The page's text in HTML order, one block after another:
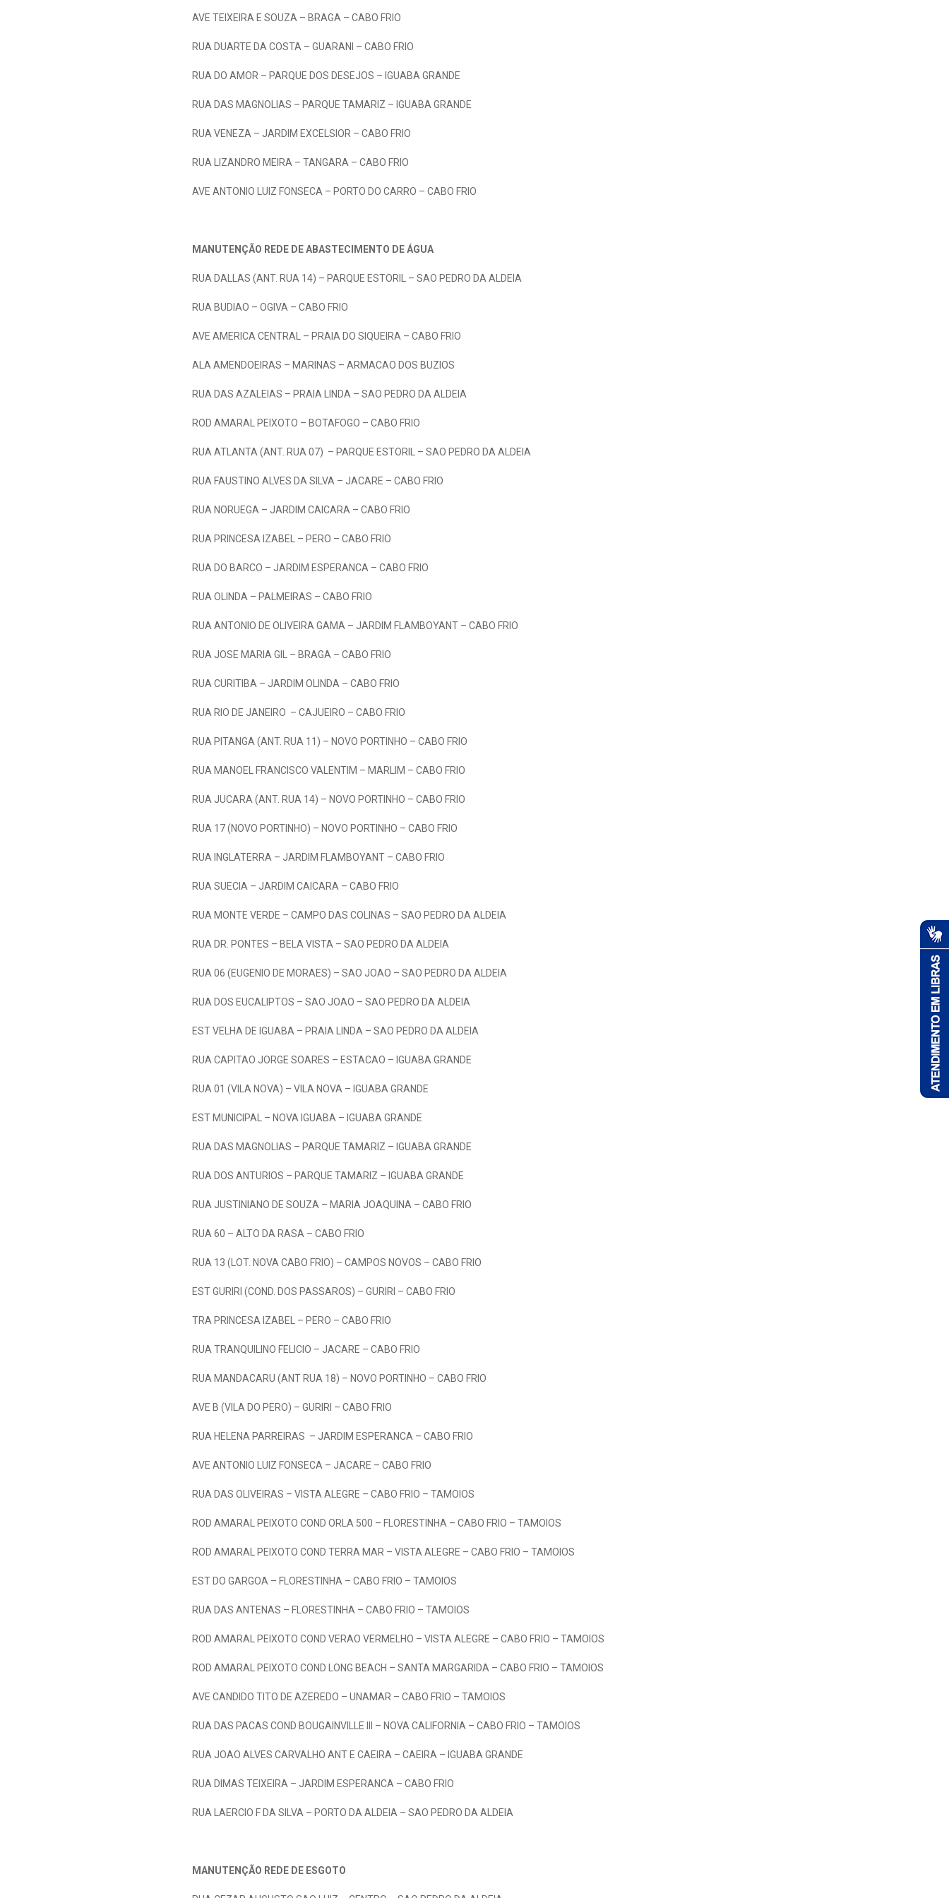
AVE TEIXEIRA E SOUZA – BRAGA – CABO FRIO
RUA DUARTE DA COSTA – GUARANI – CABO FRIO
RUA DO AMOR – PARQUE DOS DESEJOS – IGUABA GRANDE
RUA DAS MAGNOLIAS – PARQUE TAMARIZ – IGUABA GRANDE
RUA VENEZA – JARDIM EXCELSIOR – CABO FRIO
RUA LIZANDRO MEIRA – TANGARA – CABO FRIO
AVE ANTONIO LUIZ FONSECA – PORTO DO CARRO – CABO FRIO
MANUTENÇÃO REDE DE ABASTECIMENTO DE ÁGUA
RUA DALLAS (ANT. RUA 14) – PARQUE ESTORIL – SAO PEDRO DA ALDEIA
RUA BUDIAO – OGIVA – CABO FRIO
AVE AMERICA CENTRAL – PRAIA DO SIQUEIRA – CABO FRIO
ALA AMENDOEIRAS – MARINAS – ARMACAO DOS BUZIOS
RUA DAS AZALEIAS – PRAIA LINDA – SAO PEDRO DA ALDEIA
ROD AMARAL PEIXOTO – BOTAFOGO – CABO FRIO
RUA ATLANTA (ANT. RUA 07) – PARQUE ESTORIL – SAO PEDRO DA ALDEIA
RUA FAUSTINO ALVES DA SILVA – JACARE – CABO FRIO
RUA NORUEGA – JARDIM CAICARA – CABO FRIO
RUA PRINCESA IZABEL – PERO – CABO FRIO
RUA DO BARCO – JARDIM ESPERANCA – CABO FRIO
RUA OLINDA – PALMEIRAS – CABO FRIO
RUA ANTONIO DE OLIVEIRA GAMA – JARDIM FLAMBOYANT – CABO FRIO
RUA JOSE MARIA GIL – BRAGA – CABO FRIO
RUA CURITIBA – JARDIM OLINDA – CABO FRIO
RUA RIO DE JANEIRO – CAJUEIRO – CABO FRIO
RUA PITANGA (ANT. RUA 11) – NOVO PORTINHO – CABO FRIO
RUA MANOEL FRANCISCO VALENTIM – MARLIM – CABO FRIO
RUA JUCARA (ANT. RUA 14) – NOVO PORTINHO – CABO FRIO
RUA 17 (NOVO PORTINHO) – NOVO PORTINHO – CABO FRIO
RUA INGLATERRA – JARDIM FLAMBOYANT – CABO FRIO
RUA SUECIA – JARDIM CAICARA – CABO FRIO
RUA MONTE VERDE – CAMPO DAS COLINAS – SAO PEDRO DA ALDEIA
RUA DR. PONTES – BELA VISTA – SAO PEDRO DA ALDEIA
RUA 06 (EUGENIO DE MORAES) – SAO JOAO – SAO PEDRO DA ALDEIA
RUA DOS EUCALIPTOS – SAO JOAO – SAO PEDRO DA ALDEIA
EST VELHA DE IGUABA – PRAIA LINDA – SAO PEDRO DA ALDEIA
RUA CAPITAO JORGE SOARES – ESTACAO – IGUABA GRANDE
RUA 01 (VILA NOVA) – VILA NOVA – IGUABA GRANDE
EST MUNICIPAL – NOVA IGUABA – IGUABA GRANDE
RUA DAS MAGNOLIAS – PARQUE TAMARIZ – IGUABA GRANDE
RUA DOS ANTURIOS – PARQUE TAMARIZ – IGUABA GRANDE
RUA JUSTINIANO DE SOUZA – MARIA JOAQUINA – CABO FRIO
RUA 60 – ALTO DA RASA – CABO FRIO
RUA 13 (LOT. NOVA CABO FRIO) – CAMPOS NOVOS – CABO FRIO
EST GURIRI (COND. DOS PASSAROS) – GURIRI – CABO FRIO
TRA PRINCESA IZABEL – PERO – CABO FRIO
RUA TRANQUILINO FELICIO – JACARE – CABO FRIO
RUA MANDACARU (ANT RUA 18) – NOVO PORTINHO – CABO FRIO
AVE B (VILA DO PERO) – GURIRI – CABO FRIO
RUA HELENA PARREIRAS – JARDIM ESPERANCA – CABO FRIO
AVE ANTONIO LUIZ FONSECA – JACARE – CABO FRIO
RUA DAS OLIVEIRAS – VISTA ALEGRE – CABO FRIO – TAMOIOS
ROD AMARAL PEIXOTO COND ORLA 500 – FLORESTINHA – CABO FRIO – TAMOIOS
ROD AMARAL PEIXOTO COND TERRA MAR – VISTA ALEGRE – CABO FRIO – TAMOIOS
EST DO GARGOA – FLORESTINHA – CABO FRIO – TAMOIOS
RUA DAS ANTENAS – FLORESTINHA – CABO FRIO – TAMOIOS
ROD AMARAL PEIXOTO COND VERAO VERMELHO – VISTA ALEGRE – CABO FRIO – TAMOIOS
ROD AMARAL PEIXOTO COND LONG BEACH – SANTA MARGARIDA – CABO FRIO – TAMOIOS
AVE CANDIDO TITO DE AZEREDO – UNAMAR – CABO FRIO – TAMOIOS
RUA DAS PACAS COND BOUGAINVILLE III – NOVA CALIFORNIA – CABO FRIO – TAMOIOS
RUA JOAO ALVES CARVALHO ANT E CAEIRA – CAEIRA – IGUABA GRANDE
RUA DIMAS TEIXEIRA – JARDIM ESPERANCA – CABO FRIO
RUA LAERCIO F DA SILVA – PORTO DA ALDEIA – SAO PEDRO DA ALDEIA
MANUTENÇÃO REDE DE ESGOTO